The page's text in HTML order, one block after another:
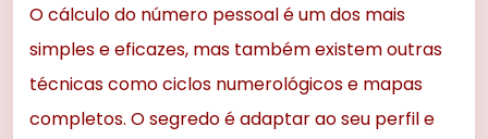
O cálculo do número pessoal é um dos mais
simples e eficazes, mas também existem outras
técnicas como ciclos numerológicos e mapas
completos. O segredo é adaptar ao seu perfil e